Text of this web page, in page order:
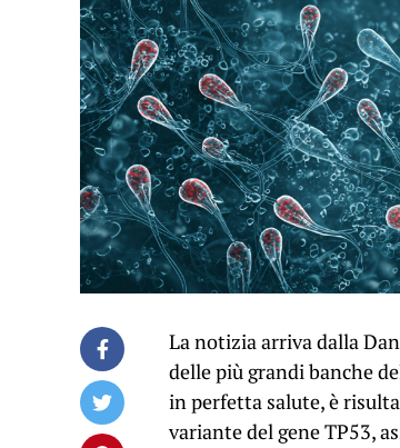
La notizia arriva dalla
delle più grandi banche
in perfetta salute, è
variante del gene TP53,